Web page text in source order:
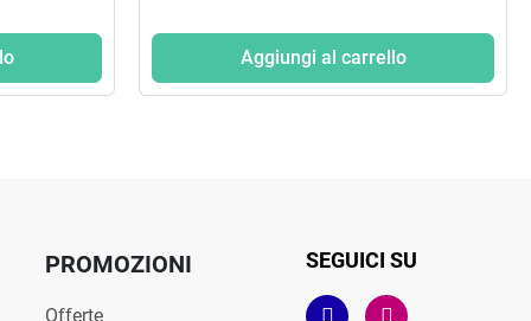
Aggiungi al carrello
PROMOZIONI
Offerte
SEGUICI SU